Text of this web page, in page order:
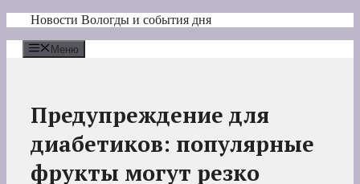
Перейти
содержимому
Новости Вологды и события дня
Меню
Предупреждение для
диабетиков: популярные
фрукты могут резко